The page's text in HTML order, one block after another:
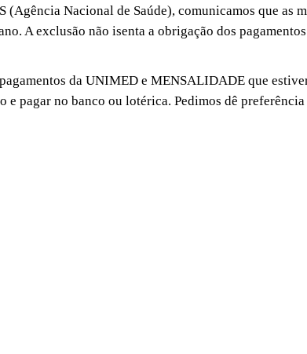
Nacional de Saúde), comunicamos que as
A exclusão não isenta a obrigação dos pagamentos
da UNIMED e MENSALIDADE que
pagar no banco ou lotérica. Pedimos dê